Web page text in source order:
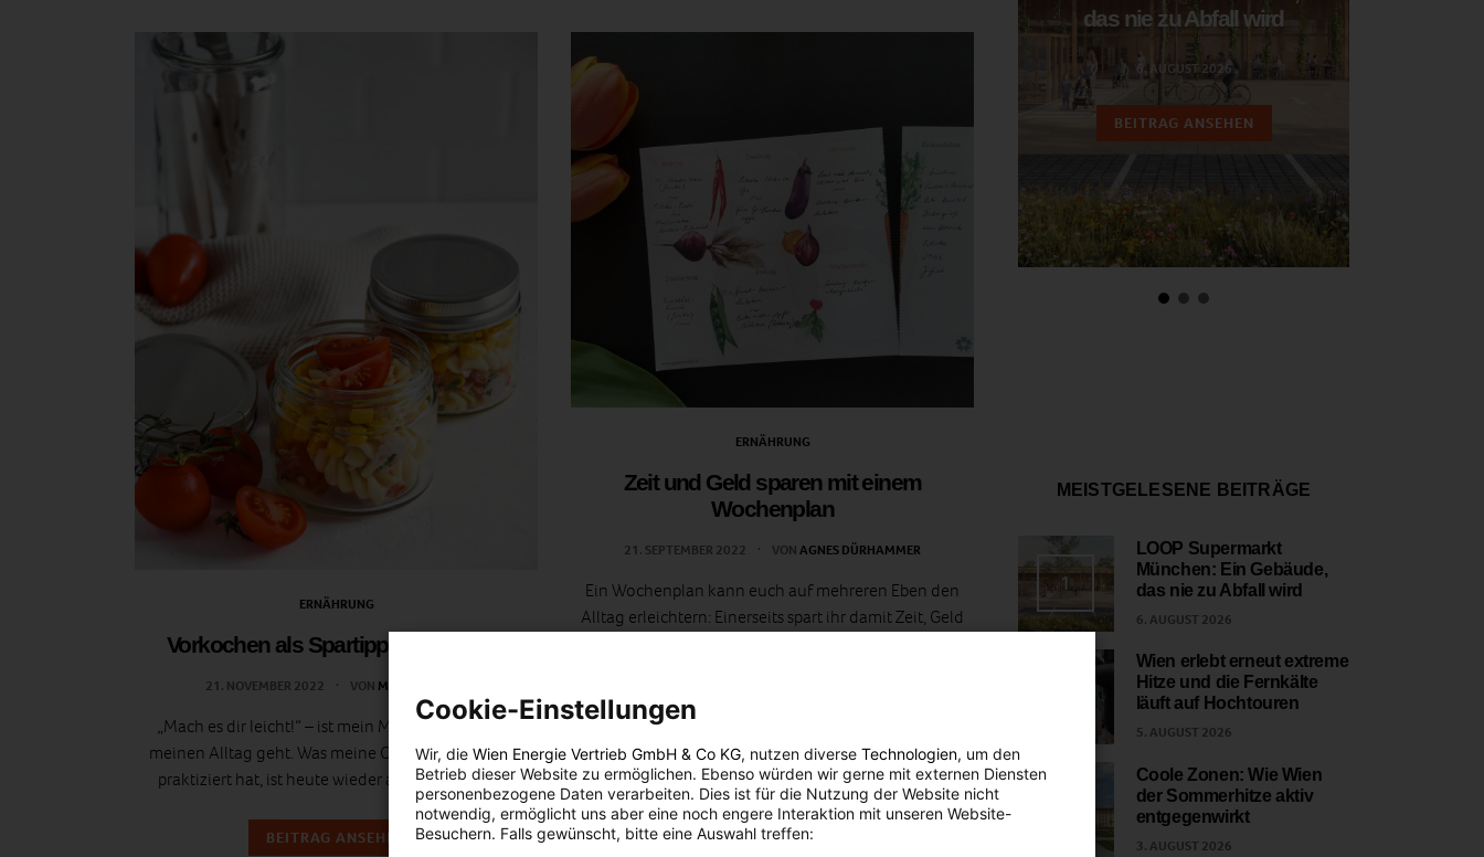
ERNÄHRUNG
Vorkochen als Spartipp für Familien
21. NOVEMBER 2022 VON MICHAELA TITZ
„Mach es dir leicht!“ – ist mein Motto, wenn es um
meinen Alltag geht. Was meine Oma gut und gerne
praktiziert hat, ist heute wieder absolut en vogue.
BEITRAG ANSEHEN
ERNÄHRUNG
Zeit und Geld sparen mit einem
Wochenplan
21. SEPTEMBER 2022 VONAGNES DÜRHAMMER
Ein Wochenplan kann euch auf mehreren Eben den
Alltag erleichtern: Einerseits spart ihr damit Zeit, Geld
TEILEN
das nie zu Abfall wird
6. AUGUST 2026
BEITRAG ANSEHEN
MEISTGELESENE BEITRÄGE
1
LOOP Supermarkt
München: Ein Gebäude,
das nie zu Abfall wird
6. AUGUST 2026
Wien erlebt erneut extreme
Hitze und die Fernkälte
läuft auf Hochtouren
5. AUGUST 2026
Coole Zonen: Wie Wien
der Sommerhitze aktiv
entgegenwirkt
3. AUGUST 2026
Cookie-Einstellungen
Wir, die Wien Energie Vertrieb GmbH & Co KG, nutzen diverse Technologien, um den
Betrieb dieser Website zu ermöglichen. Ebenso würden wir gerne mit externen Diensten
personenbezogene Daten verarbeiten. Dies ist für die Nutzung der Website nicht
notwendig, ermöglicht uns aber eine noch engere Interaktion mit unseren Website-
Besuchern. Falls gewünscht, bitte eine Auswahl treffen: